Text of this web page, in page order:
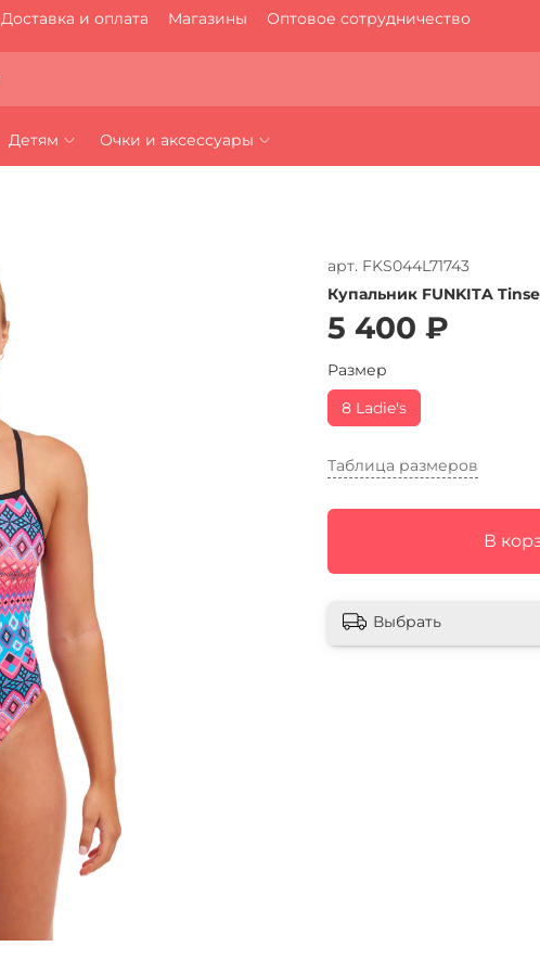
Доставка и оплата Магазины Оптовое сотрудничество
Детям Очки и аксессуары
арт. FKS044L71743
Купальник FUNKITA
5 400 ₽
Таблица размеров
В
Размер
8 Ladie's
Выбрать